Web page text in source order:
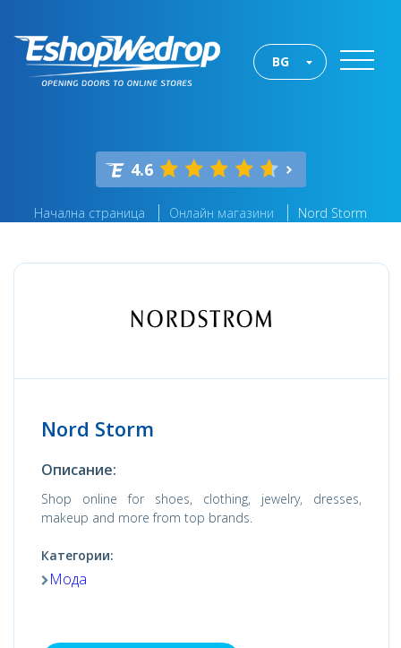
BG
4.6
Начална страница Онлайн магазини Nord Storm
Nord Storm
Описание:
Shop online for shoes, clothing, jewelry, dresses,
makeup and more from top brands.
Категории:
Мода